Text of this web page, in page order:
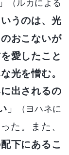
（ルカによる
うのは、光
おこないが
愛したこと
光を憎む。
出されるの
」
（ヨハネに
た。また、
下にあるこ